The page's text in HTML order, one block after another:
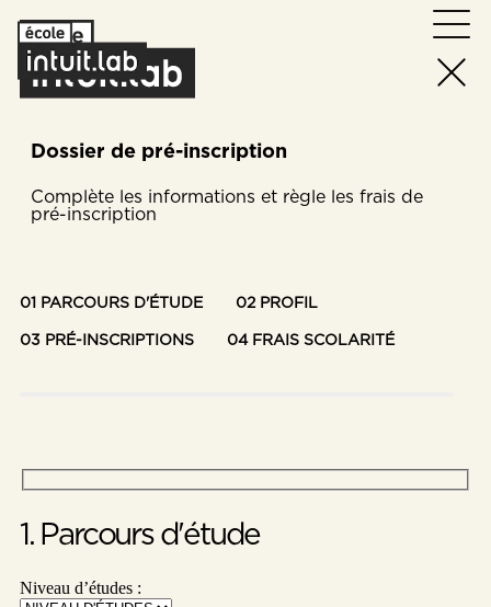
Dossier de pré-inscription
Complète les informations et règle les frais de
pré-inscription
01 PARCOURS D'ÉTUDE 02 PROFIL
03 PRÉ-INSCRIPTIONS 04FRAIS SCOLARITÉ
1. Parcours d'étude
Niveau d’études :